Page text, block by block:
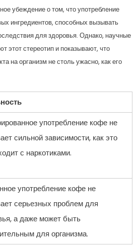
убеждение о том, что употребление
ингредиентов, способных вызывать
для здоровья. Однако, научные
этот стереотип и показывают, что
на организм не столь ужасно, как его
употребление кофе не
сильной зависимости, как это
с наркотиками.
употребление кофе не
серьезных проблем для
а даже может быть
для организма.